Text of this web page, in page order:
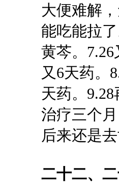
大便难解
能吃能拉
黄芩。
又6天药。
天药。
治疗三个
后来还是去
二十二、